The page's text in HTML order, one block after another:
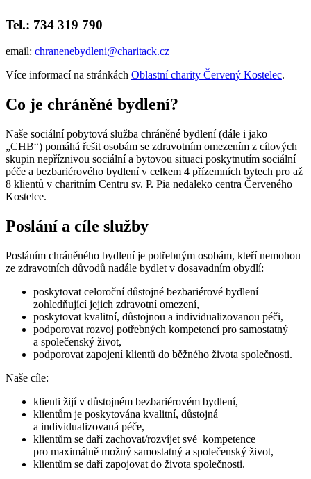
Tel.: 734 319 790
email: chranenebydleni@charitack.cz
Více informací na stránkách Oblastní charity Červený Kostelec.
Co je chráněné bydlení?
Naše sociální pobytová služba chráněné bydlení (dále i jako
„CHB“) pomáhá řešit osobám se zdravotním omezením z cílových
skupin nepříznivou sociální a bytovou situaci poskytnutím sociální
péče a bezbariérového bydlení v celkem 4 přízemních bytech pro až
8 klientů v charitním Centru sv. P. Pia nedaleko centra Červeného
Kostelce.
Poslání a cíle služby
Posláním chráněného bydlení je potřebným osobám, kteří nemohou
ze zdravotních důvodů nadále bydlet v dosavadním obydlí:
poskytovat celoroční důstojné bezbariérové bydlení
zohledňující jejich zdravotní omezení,
poskytovat kvalitní, důstojnou a individualizovanou péči,
podporovat rozvoj potřebných kompetencí pro samostatný
a společenský život,
podporovat zapojení klientů do běžného života společnosti.
Naše cíle:
klienti žijí v důstojném bezbariérovém bydlení,
klientům je poskytována kvalitní, důstojná
a individualizovaná péče,
klientům se daří zachovat/rozvíjet své kompetence
pro maximálně možný samostatný a společenský život,
klientům se daří zapojovat do života společnosti.